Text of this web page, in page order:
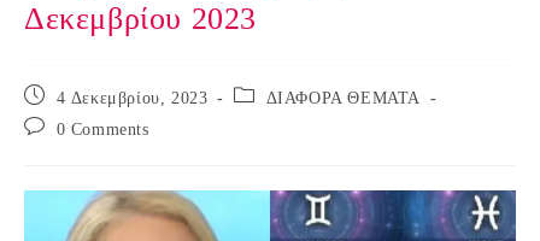
Δεκεμβρίου 2023
Post
published:
4 Δεκεμβρίου, 2023
Post
ΔΙΑΦΟΡΑ ΘΕΜΑΤΑ
Post
0 Comments